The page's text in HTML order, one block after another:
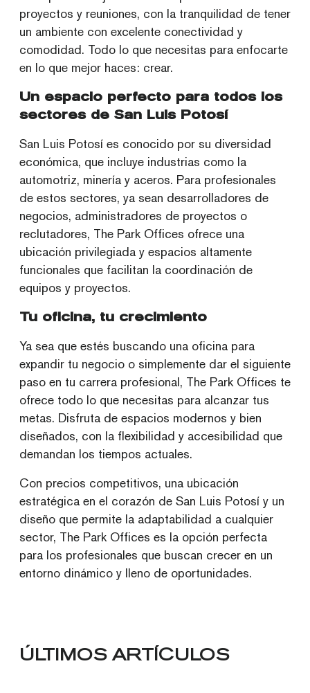
proyectos y reuniones, con la tranquilidad de tener
un ambiente con excelente conectividad y
comodidad. Todo lo que necesitas para enfocarte
en lo que mejor haces: crear.
Un espacio perfecto para todos los
sectores de San Luis Potosí
San Luis Potosí es conocido por su diversidad
económica, que incluye industrias como la
automotriz, minería y aceros. Para profesionales
de estos sectores, ya sean desarrolladores de
negocios, administradores de proyectos o
reclutadores, The Park Offices ofrece una
ubicación privilegiada y espacios altamente
funcionales que facilitan la coordinación de
equipos y proyectos.
Tu oficina, tu crecimiento
Ya sea que estés buscando una oficina para
expandir tu negocio o simplemente dar el siguiente
paso en tu carrera profesional, The Park Offices te
ofrece todo lo que necesitas para alcanzar tus
metas. Disfruta de espacios modernos y bien
diseñados, con la flexibilidad y accesibilidad que
demandan los tiempos actuales.
Con precios competitivos, una ubicación
estratégica en el corazón de San Luis Potosí y un
diseño que permite la adaptabilidad a cualquier
sector, The Park Offices es la opción perfecta
para los profesionales que buscan crecer en un
entorno dinámico y lleno de oportunidades.
ÚLTIMOS ARTÍCULOS